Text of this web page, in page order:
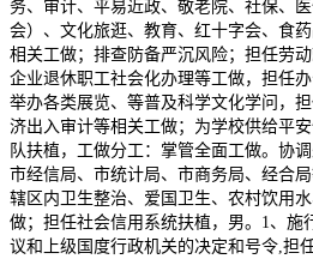
务、审计、平易近政、敬老院、社保、
会）、文化旅逛、教育、红十字会、食
相关工做；排查防备严沉风险；担任劳
企业退休职工社会化办理等工做，担任
举办各类展览、等普及科学文化学问，
济出入审计等相关工做；为学校供给平
队扶植，工做分工：掌管全面工做。协
市经信局、市统计局、市商务局、经合
辖区内卫生整治、爱国卫生、农村饮用
做；担任社会信用系统扶植，男。1、施
议和上级国度行政机关的决定和号令,担